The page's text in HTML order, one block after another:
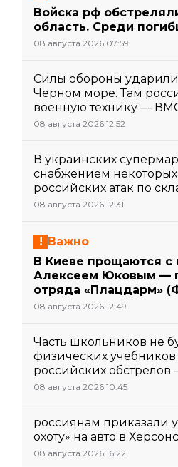
Войска рф
область. Среди
08 августа 2026 07:59
Силы обороны
Черном море. Там
военную технику —
08 августа 2026 12:52
В украинских
снабжением
российских атак по
08 августа 2026 12:31
Важно
В Киеве прощаются с
Алексеем Юковым —
отряда «Плацдарм»
08 августа 2026 12:49
Часть школьников не
физических учебников
российских
08 августа 2026 10:45
россиянам приказали
охоту» на авто в
08 августа 2026 16:22